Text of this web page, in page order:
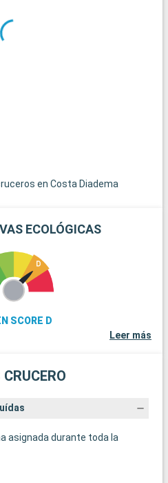
en Costa Diadema
ECOLÓGICAS
SCORE D
Leer más
asignada durante toda la